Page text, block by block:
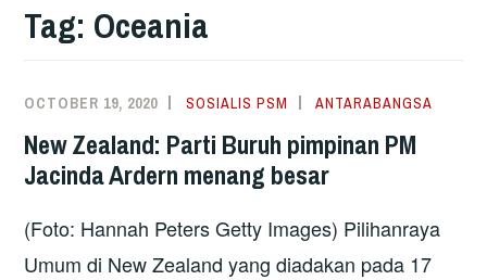
Tag: Oceania
OCTOBER 19, 2020 SOSIALIS PSM ANTARABANGSA
New Zealand: Parti Buruh pimpinan PM
Jacinda Ardern menang besar
(Foto: Hannah Peters Getty Images) Pilihanraya
Umum di New Zealand yang diadakan pada 17